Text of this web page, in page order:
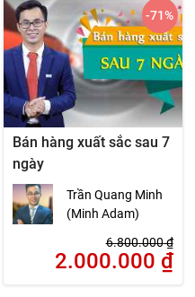
Bán hàng xuất sắc sau 7
ngày
Trần Quang Minh
(Minh Adam)
6.800.000₫
2.000.000 ₫
-71%